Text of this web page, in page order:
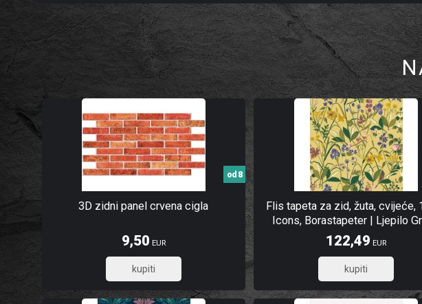
3D zidni panel crvena cigla
od 8
9,50 EUR
7,60
Flis tapeta za zid, žuta, cvijeće,
Icons, Borastapeter | Ljepilo
122,49 EUR
97,99